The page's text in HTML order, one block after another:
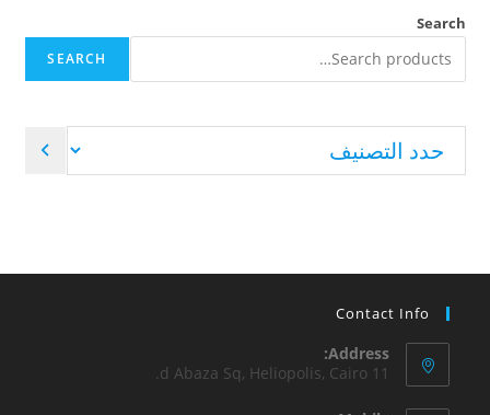
Search
SEARCH
Contact Info
Address:
11 d Abaza Sq, Heliopolis, Cairo.